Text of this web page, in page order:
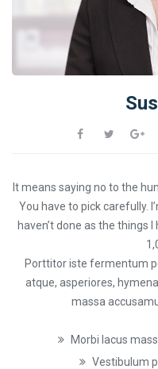
It means saying no to the
You have to pick carefully.
haven’t done as the things
Porttitor iste fermentum
atque, asperiores,
massa
Morbi lacus
Vestibulum